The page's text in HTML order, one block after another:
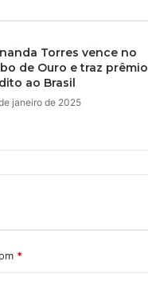
Torres vence no
de Ouro e traz prêmio
ao Brasil
janeiro de 2025
*